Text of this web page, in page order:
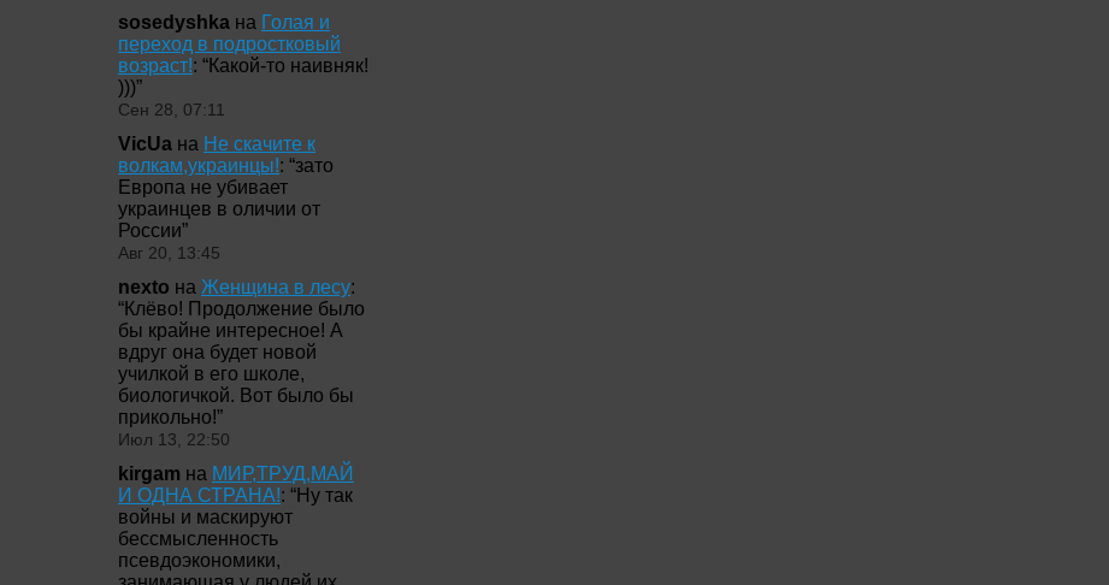
sosedyshka на Голая и
переход в подростковый
возраст!: “Какой-то наивняк!
)))”
Сен 28, 07:11
VicUa на Не скачите к
волкам,украинцы!: “зато
Европа не убивает
украинцев в оличии от
России”
Авг 20, 13:45
nexto на Женщина в лесу:
“Клёво! Продолжение было
бы крайне интересное! А
вдруг она будет новой
училкой в его школе,
биологичкой. Вот было бы
прикольно!”
Июл 13, 22:50
kirgam на МИР,ТРУД,МАЙ
И ОДНА СТРАНА!: “Ну так
войны и маскируют
бессмысленность
псевдоэкономики,